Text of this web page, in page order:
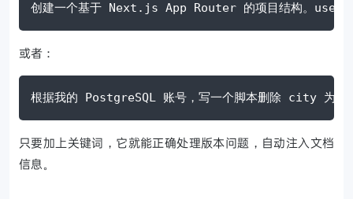
创建一个基于 Next.js App Router 的项目结构。use
或者：
根据我的 PostgreSQL 账号，写一个脚本删除 city 为
只要加上关键词，它就能正确处理版本问题，自动注入文档
信息。